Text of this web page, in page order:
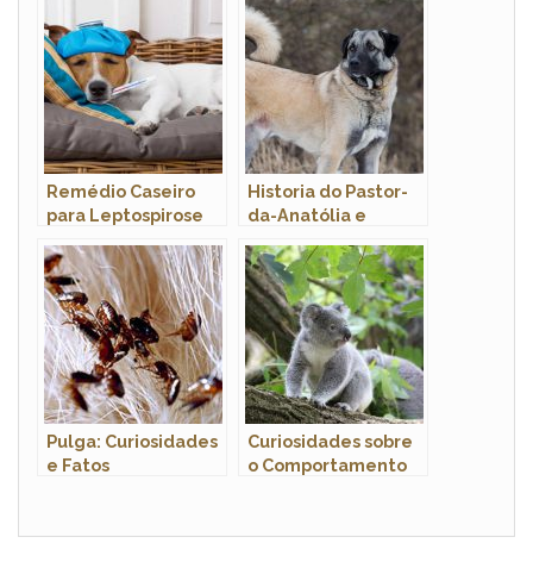
Nome Científico E
Fotos
Remédio Caseiro
para Leptospirose
Funciona?
Historia do Pastor-
da-Anatólia e
Pulga: Curiosidades
e Fatos
Curiosidades sobre
o Comportamento
Marsupiais